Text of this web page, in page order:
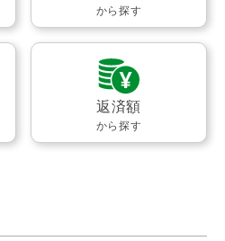
から探す
返済額
から探す